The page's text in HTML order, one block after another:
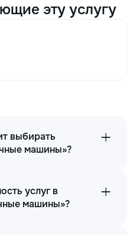
эту услугу
выбирать
машины»?
услуг в
машины»?